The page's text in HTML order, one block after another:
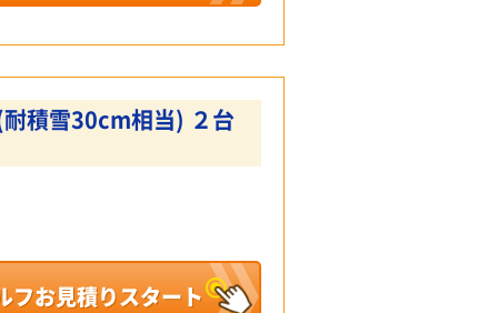
積雪30cm相当) ２台
フお見積りスタート